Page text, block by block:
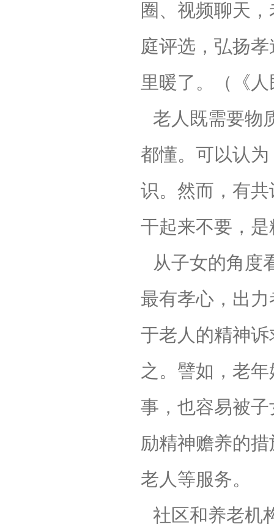
圈、视频聊天
庭评选，弘扬
里暖了。（《
老人既需要物
都懂。可以认
识。然而，有
干起来不要，
从子女的角度
最有孝心，出
于老人的精神
之。譬如，老
事，也容易被
励精神赡养的
老人等服务。
社区和养老机